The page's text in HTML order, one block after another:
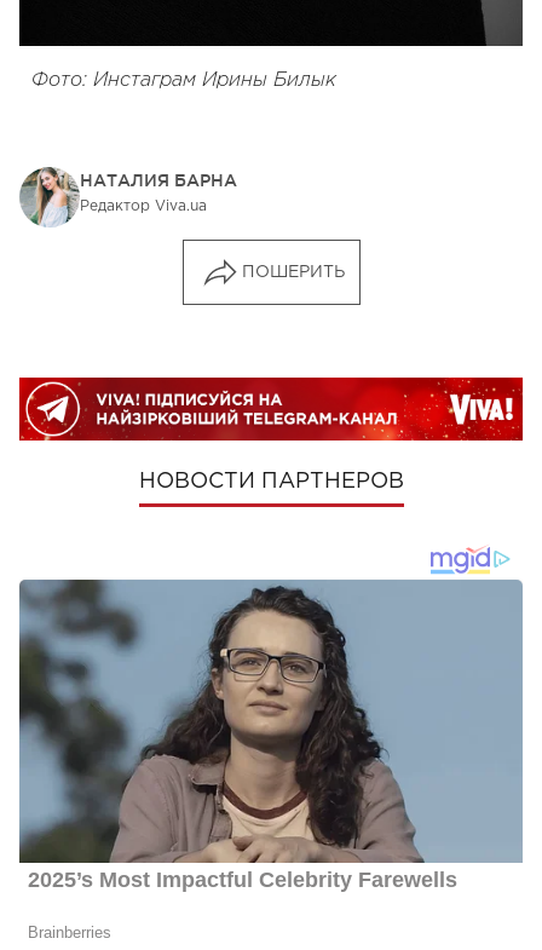
Фото: Инстаграм Ирины Билык
НАТАЛИЯ БАРНА
Редактор Viva.ua
ПОШЕРИТЬ
НОВОСТИ ПАРТНЕРОВ